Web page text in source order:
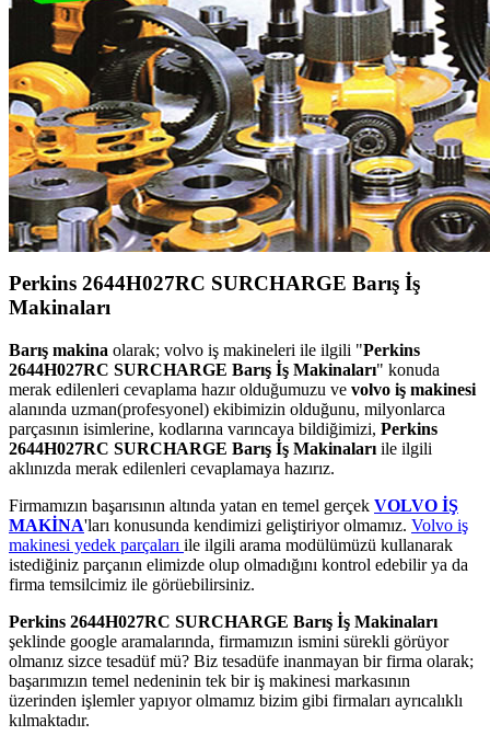
Perkins 2644H027RC SURCHARGE Barış İş
Makinaları
Barış makina olarak; volvo iş makineleri ile ilgili "Perkins
2644H027RC SURCHARGE Barış İş Makinaları" konuda
merak edilenleri cevaplama hazır olduğumuzu ve volvo iş makinesi
alanında uzman(profesyonel) ekibimizin olduğunu, milyonlarca
parçasının isimlerine, kodlarına varıncaya bildiğimizi, Perkins
2644H027RC SURCHARGE Barış İş Makinaları ile ilgili
aklınızda merak edilenleri cevaplamaya hazırız.
Firmamızın başarısının altında yatan en temel gerçek VOLVO İŞ
MAKİNA'ları konusunda kendimizi geliştiriyor olmamız. Volvo iş
makinesi yedek parçaları ile ilgili arama modülümüzü kullanarak
istediğiniz parçanın elimizde olup olmadığını kontrol edebilir ya da
firma temsilcimiz ile görüebilirsiniz.
Perkins 2644H027RC SURCHARGE Barış İş Makinaları
şeklinde google aramalarında, firmamızın ismini sürekli görüyor
olmanız sizce tesadüf mü? Biz tesadüfe inanmayan bir firma olarak;
başarımızın temel nedeninin tek bir iş makinesi markasının
üzerinden işlemler yapıyor olmamız bizim gibi firmaları ayrıcalıklı
kılmaktadır.